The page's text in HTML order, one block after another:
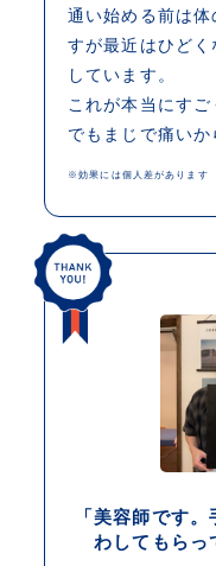
通い始める前は
すが最近はひど
しています。
これが本当にすご
でもまじで痛いか
※効果には個人差があります
「美容師です
わしてもらっ